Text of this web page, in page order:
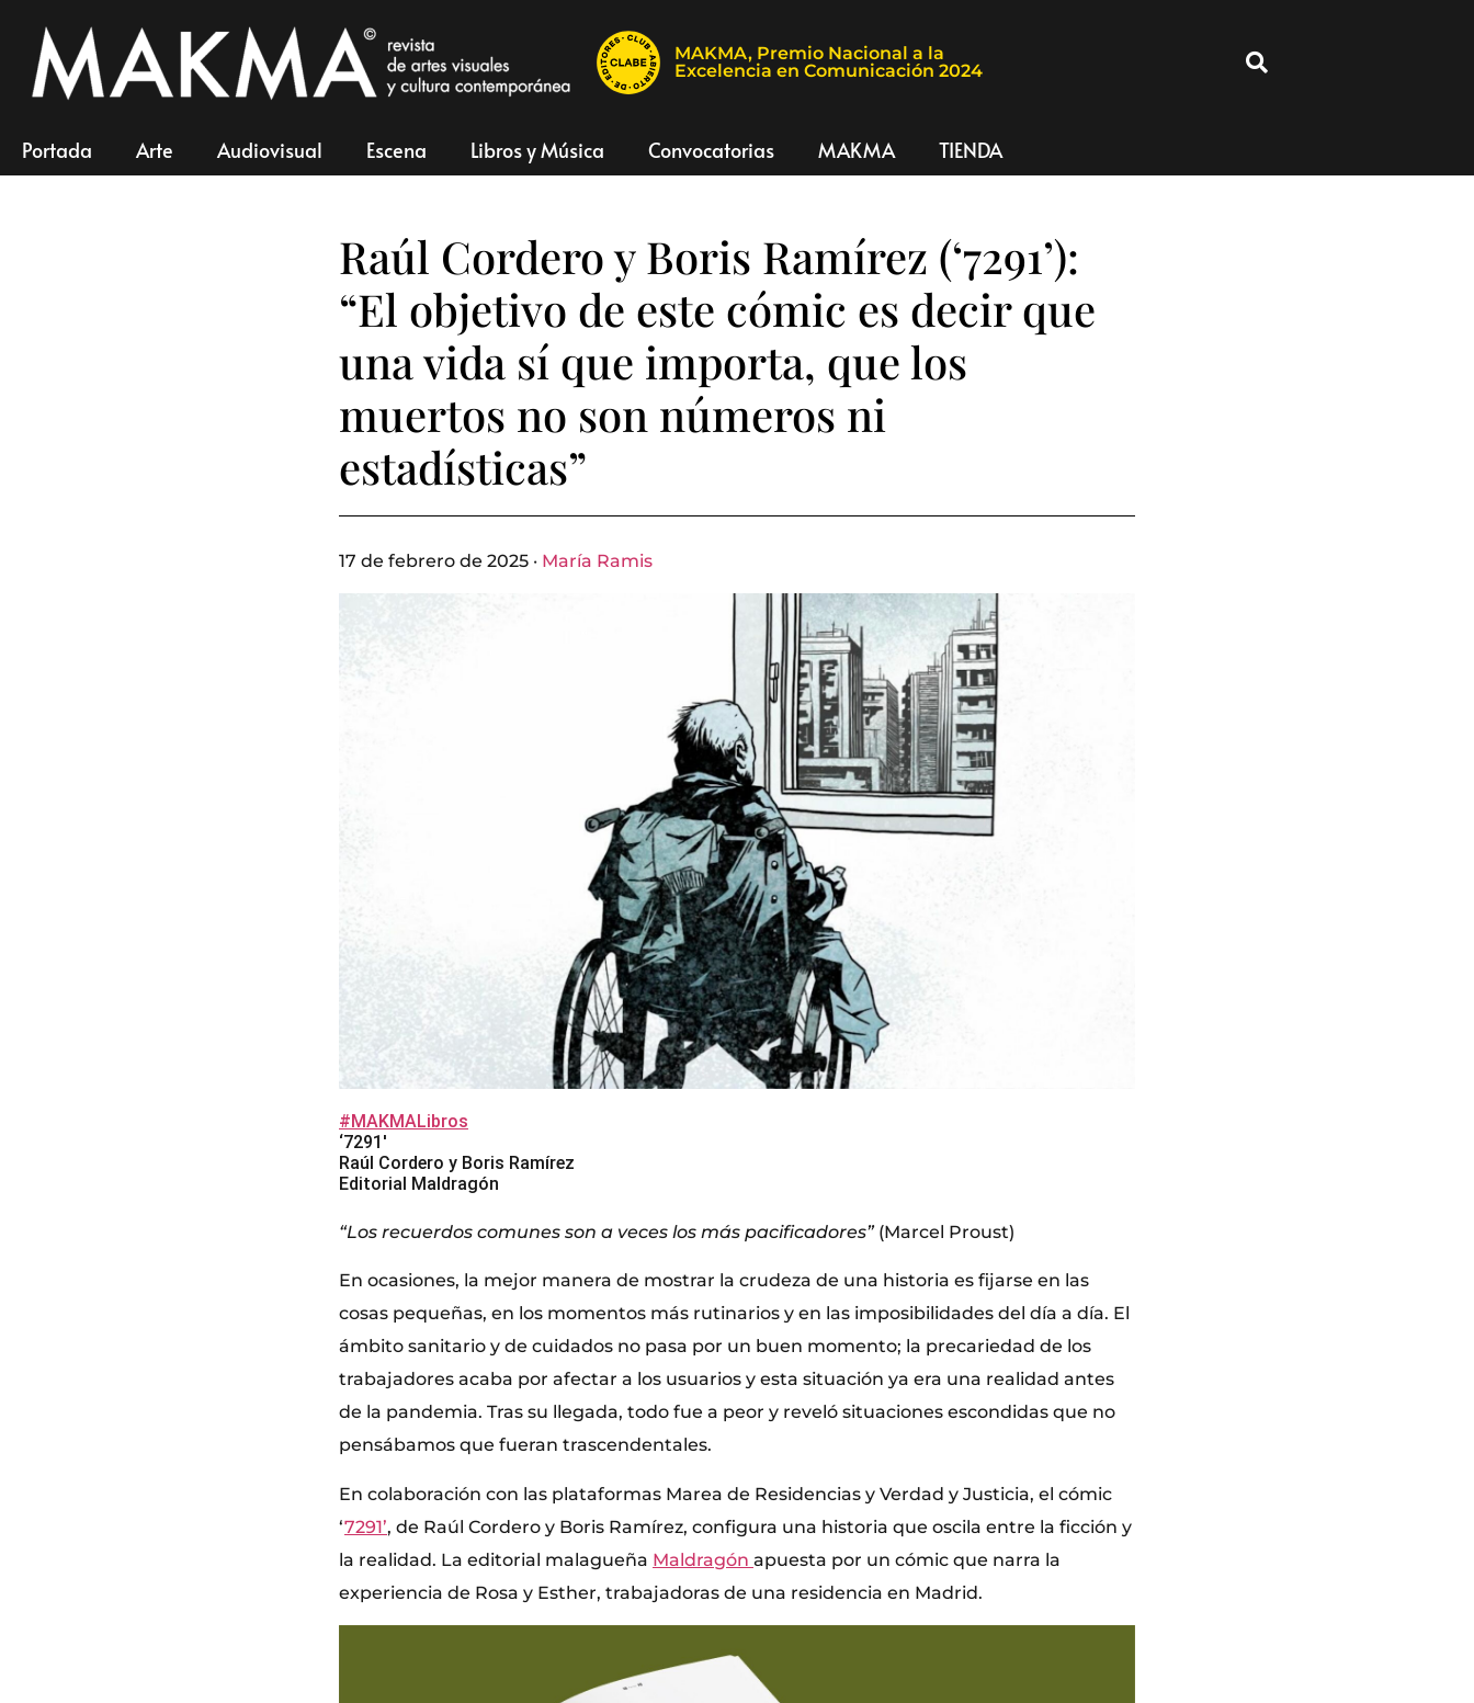
MAKMA, Premio Nacional a la
Excelencia en Comunicación 2024
Portada Arte Audiovisual Escena Libros y Música Convocatorias MAKMA TIENDA
Raúl Cordero y Boris Ramírez (‘7291’):
“El objetivo de este cómic es decir que
una vida sí que importa, que los
muertos no son números ni
estadísticas”
17 de febrero de 2025 · María Ramis
#MAKMALibros
‘7291′
Raúl Cordero y Boris Ramírez
Editorial Maldragón
“Los recuerdos comunes son a veces los más pacificadores”(Marcel Proust)
En ocasiones, la mejor manera de mostrar la crudeza de una historia es fijarse en las
cosas pequeñas, en los momentos más rutinarios y en las imposibilidades del día a día. El
ámbito sanitario y de cuidados no pasa por un buen momento; la precariedad de los
trabajadores acaba por afectar a los usuarios y esta situación ya era una realidad antes
de la pandemia. Tras su llegada, todo fue a peor y reveló situaciones escondidas que no
pensábamos que fueran trascendentales.
En colaboración con las plataformas Marea de Residencias y Verdad y Justicia, el cómic
‘7291’, de Raúl Cordero y Boris Ramírez, configura una historia que oscila entre la ficción y
la realidad. La editorial malagueña Maldragón apuesta por un cómic que narra la
experiencia de Rosa y Esther, trabajadoras de una residencia en Madrid.